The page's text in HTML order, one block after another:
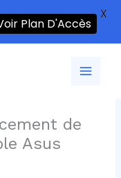
de
Asus
Plan D'Accès
X